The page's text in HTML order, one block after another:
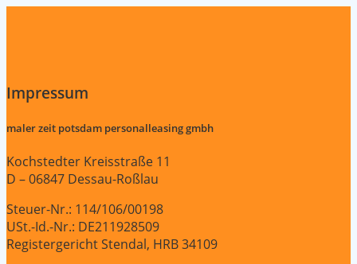
Impressum
maler zeit potsdam personalleasing gmbh
Kochstedter Kreisstraße 11
D – 06847 Dessau-Roßlau
Steuer-Nr.: 114/106/00198
USt.-Id.-Nr.: DE211928509
Registergericht Stendal, HRB 34109